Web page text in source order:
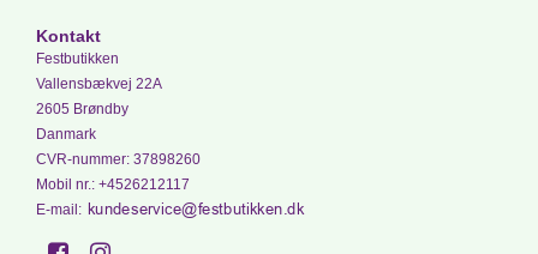
Kontakt
Festbutikken
Vallensbækvej 22A
2605 Brøndby
Danmark
CVR-nummer: 37898260
Mobil nr.: +4526212117
E-mail: